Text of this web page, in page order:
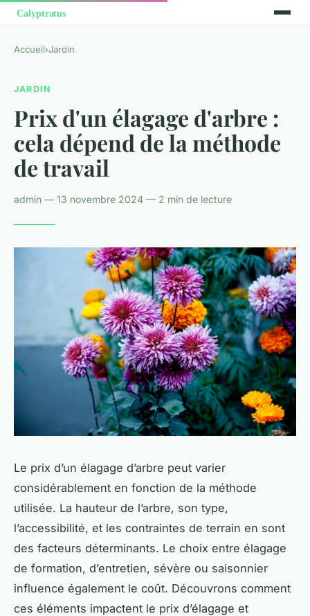
Accueil›Jardin
JARDIN
Prix d'un élagage d'arbre :
cela dépend de la méthode
de travail
admin — 13 novembre 2024 — 2 min de lecture
Le prix d’un élagage d’arbre peut varier
considérablement en fonction de la méthode
utilisée. La hauteur de l’arbre, son type,
l’accessibilité, et les contraintes de terrain en sont
des facteurs déterminants. Le choix entre élagage
de formation, d’entretien, sévère ou saisonnier
influence également le coût. Découvrons comment
ces éléments impactent le prix d’élagage et